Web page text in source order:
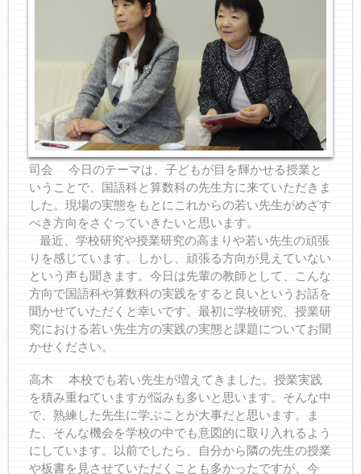
司会 今日のテーマは、子どもが目を輝かせる授業と
いうことで、国語科と算数科の先生方に来ていただきま
した。現場の実態をもとにこれからの若い先生がめざす
べき方向をさぐっていきたいと思います。
最近、学校研究や授業研究の高まりや若い先生の頑張
りを感じています。しかし、頑張る方向が見えていない
という声も聞きます。今日は先輩の教師として、こんな
方向で国語科や算数科の実践をすると良いというお話を
聞かせていただくと幸いです。最初に学校研究、授業研
究における若い先生方の実践の実態と課題についてお聞
かせください。
高木 本校でも若い先生が増えてきました。授業実践
を積み重ねていますが悩みも多いと思います。そんな中
で、熟練した先生に学ぶことが大事だと思います。ま
た、そんな機会を学校の中でも意図的に取り入れるよう
にしています。以前でしたら、自分から隣の先生の授業
や板書を見させていただくことも多かったですが、今